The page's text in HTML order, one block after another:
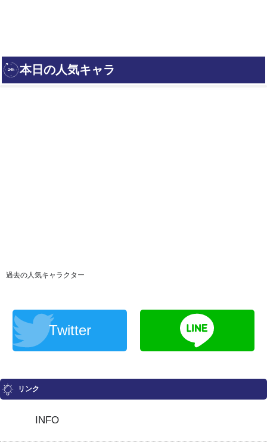
過去の人気キャラクター
Twitter
リンク
INFO